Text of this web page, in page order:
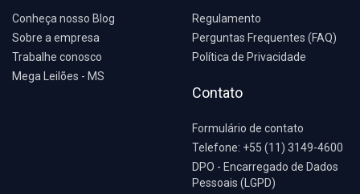
Conheça nosso Blog
Sobre a empresa
Trabalhe conosco
Mega Leilões - MS
Regulamento
Perguntas Frequentes (FAQ)
Política de Privacidade
Contato
Formulário de contato
Telefone: +55 (11) 3149-4600
DPO - Encarregado de Dados
Pessoais (LGPD)